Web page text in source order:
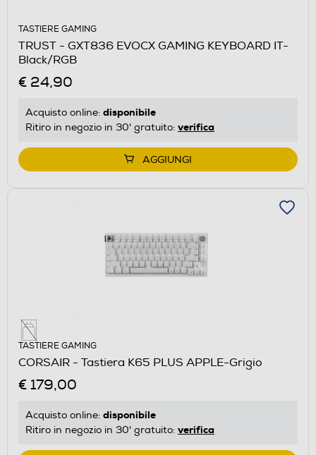
TASTIERE GAMING
TRUST - GXT836 EVOCX GAMING KEYBOARD IT-
Black/RGB
€ 24,90
Acquisto online: disponibile
Ritiro in negozio in 30' gratuito: verifica
AGGIUNGI
TASTIERE GAMING
CORSAIR - Tastiera K65 PLUS APPLE-Grigio
€ 179,00
Acquisto online: disponibile
Ritiro in negozio in 30' gratuito: verifica